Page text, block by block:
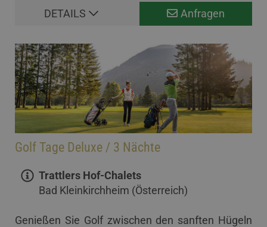
Anfragen
DETAILS
Golf Tage Deluxe / 3 Nächte
Trattlers Hof-Chalets
Bad Kleinkirchheim (Österreich)
Genießen Sie Golf zwischen den sanften Hügeln